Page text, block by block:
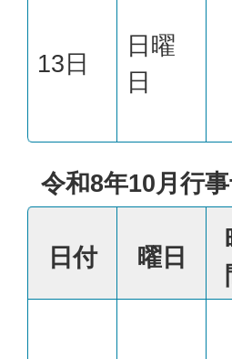
13日
日曜
日
令和8年10月行
日付 曜日